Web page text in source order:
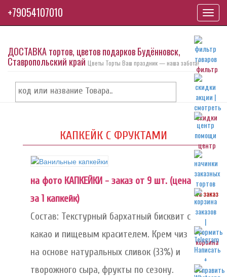
фильтр
скидки
центр
на заказ
корзина
ДОСТАВКА тортов, цветов подарков Будённовск,
Ставропольский край Цветы Торты Ваш праздник — наша забота!
КАПКЕЙК С ФРУКТАМИ
на фото КАПКЕЙКИ - заказ от 9 шт. (цена
за 1 капкейк)
Состав: Текстурный бархатный бисквит с
какао и пищевым красителем. Крем чиз
на основе натуральных сливок (33%) и
творожного сыра, фрукты по сезону.
+79054107010